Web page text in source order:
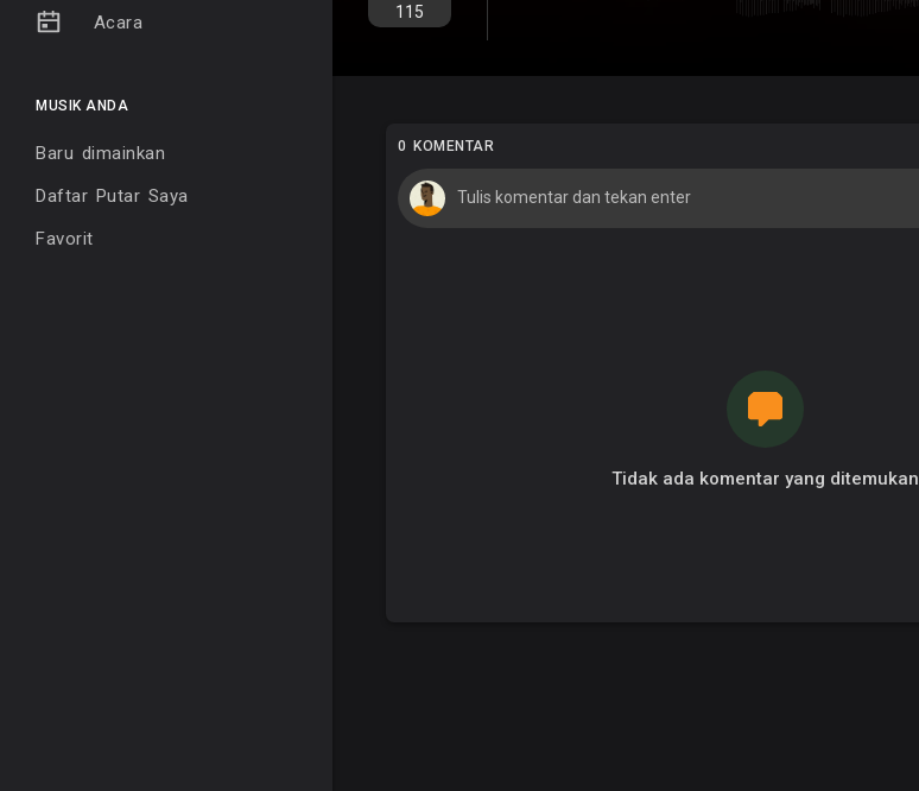
Acara
MUSIK ANDA
Baru dimainkan
Daftar Putar Saya
Favorit
115
0 KOMENTAR
Tidak ada komentar yang ditemukan